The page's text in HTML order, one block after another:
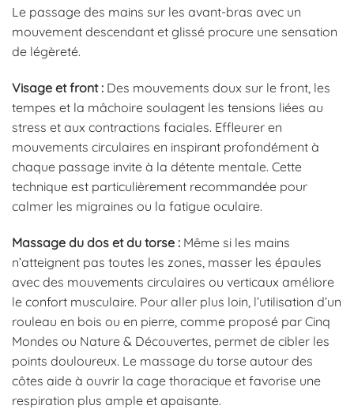
Le passage des mains sur les avant-bras avec un
mouvement descendant et glissé procure une sensation
de légèreté.
Visage et front : Des mouvements doux sur le front, les
tempes et la mâchoire soulagent les tensions liées au
stress et aux contractions faciales. Effleurer en
mouvements circulaires en inspirant profondément à
chaque passage invite à la détente mentale. Cette
technique est particulièrement recommandée pour
calmer les migraines ou la fatigue oculaire.
Massage du dos et du torse : Même si les mains
n’atteignent pas toutes les zones, masser les épaules
avec des mouvements circulaires ou verticaux améliore
le confort musculaire. Pour aller plus loin, l’utilisation d’un
rouleau en bois ou en pierre, comme proposé par Cinq
Mondes ou Nature & Découvertes, permet de cibler les
points douloureux. Le massage du torse autour des
côtes aide à ouvrir la cage thoracique et favorise une
respiration plus ample et apaisante.